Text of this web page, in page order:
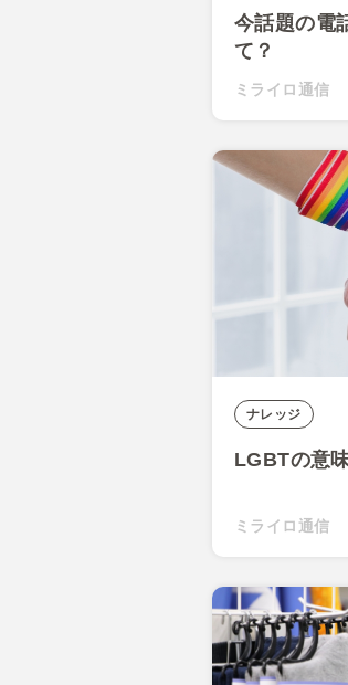
今話題の電
て？
ミライロ通信
ナレッジ
LGBTの意
ミライロ通信